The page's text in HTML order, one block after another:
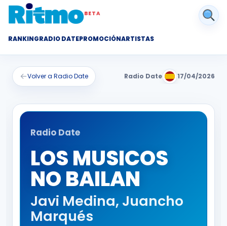
BETA
RANKINGRADIO DATEPROMOCIÓNARTISTAS
←Volver a Radio Date Radio Date 17/04/2026
Radio Date
LOS MUSICOS
NO BAILAN
Javi Medina, Juancho
Marqués